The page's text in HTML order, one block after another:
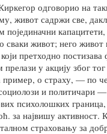
одговорио на
живот садржи све,
капацитети,
живот; него живот
претходно
у акцију због
пример, о страху, — по
и политичари —
психолошких
за највишу активност.
страховању за